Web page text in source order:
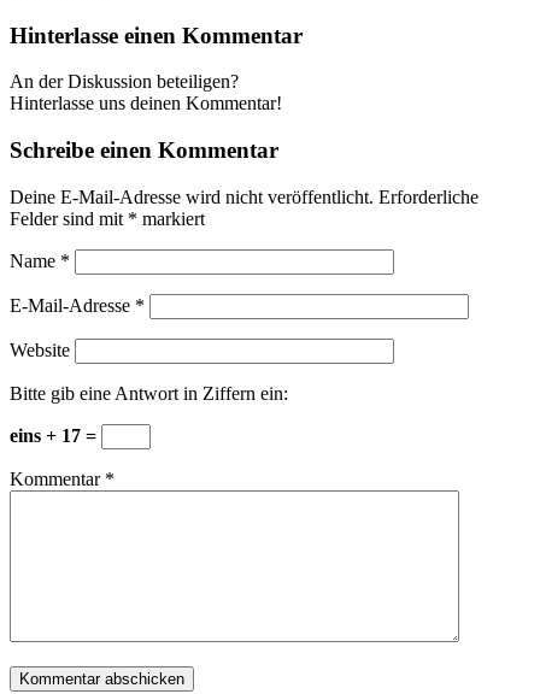
Hinterlasse einen Kommentar
An der Diskussion beteiligen?
Hinterlasse uns deinen Kommentar!
Schreibe einen Kommentar
Deine E-Mail-Adresse wird nicht veröffentlicht. Erforderliche
Felder sind mit * markiert
Name *
E-Mail-Adresse *
Website
Bitte gib eine Antwort in Ziffern ein:
eins + 17 =
Kommentar *